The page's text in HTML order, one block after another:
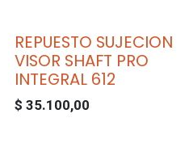
REPUESTO SUJECION
VISOR SHAFT PRO
INTEGRAL 612
$ 35.100,00